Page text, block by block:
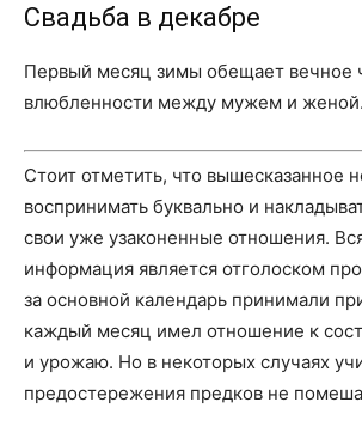
Свадьба в декабре
Первый месяц зимы обещает вечное
влюбленности между мужем и женой.
Стоит отметить, что вышесказанное
воспринимать буквально и
свои уже узаконенные отношения.
информация является отголоском
за основной календарь принимали
каждый месяц имел отношение к
и урожаю. Но в некоторых случаях
предостережения предков не